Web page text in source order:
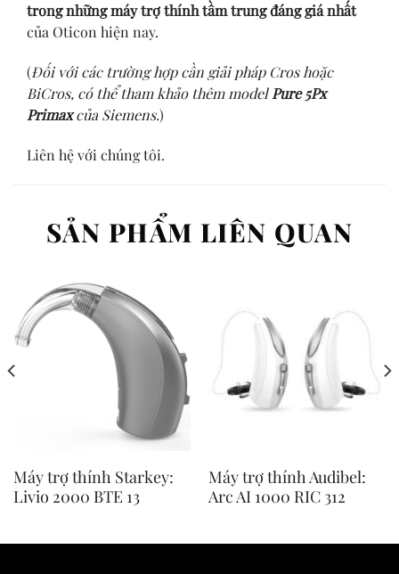
trong những máy trợ thính tầm trung đáng giá nhất
của Oticon hiện nay.
(Đối với các trường hợp cần giải pháp Cros hoặc
BiCros, có thể tham khảo thêm modelPure 5Px
Primaxcủa Siemens.)
Liên hệ với chúng tôi.
SẢN PHẨM LIÊN QUAN
Máy trợ thính Starkey:
Livio 2000 BTE 13
Máy trợ thính Audibel:
Arc AI 1000 RIC 312